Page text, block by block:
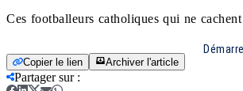
Ces footballeurs catholiques qui ne
Copier le lien Archiver l'article
Partager sur: